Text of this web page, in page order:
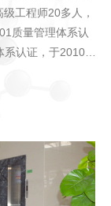
工程师20多人，
质量管理体系认
认证，于2010年